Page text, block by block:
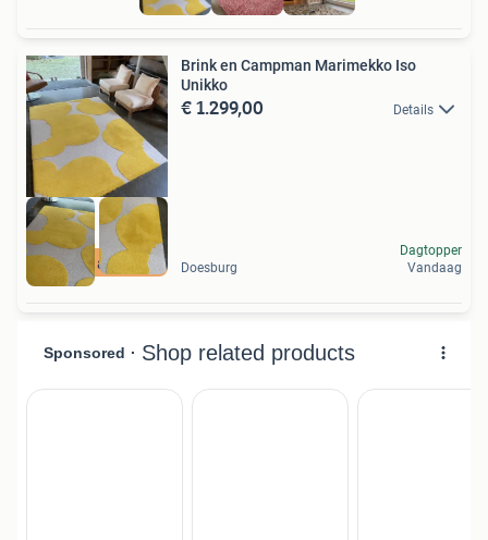
Open op afspraak
Brink en Campman Marimekko Iso
Unikko
€ 1.299,00 Details
Doesburg
Dagtopper
Vandaag